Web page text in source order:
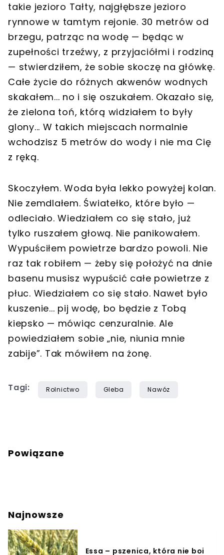
takie jezioro Tałty, najgłębsze jezioro
rynnowe w tamtym rejonie. 30 metrów od
brzegu, patrząc na wodę — będąc w
zupełności trzeźwy, z przyjaciółmi i rodziną
— stwierdziłem, że sobie skoczę na główkę.
Całe życie do różnych akwenów wodnych
skakałem... no i się oszukałem. Okazało się,
że zielona toń, którą widziałem to były
glony... W takich miejscach normalnie
wchodzisz 5 metrów do wody i nie ma Cię
z ręką.
Skoczyłem. Woda była lekko powyżej kolan.
Nie zemdlałem. Światełko, które było —
odleciało. Wiedziałem co się stało, już
tylko ruszałem głową. Nie panikowałem.
Wypuściłem powietrze bardzo powoli. Nie
raz tak robiłem — żeby się położyć na dnie
basenu musisz wypuścić całe powietrze z
płuc. Wiedziałem co się stało. Nawet było
kuszenie... pij wodę, bo będzie z Tobą
kiepsko — mówiąc cenzuralnie. Ale
powiedziałem sobie „nie, niunia mnie
zabije”. Tak mówiłem na żonę.
Tagi: Rolnictwo Gleba Nawóz
Powiązane
Najnowsze
Essa – pszenica, która nie boi